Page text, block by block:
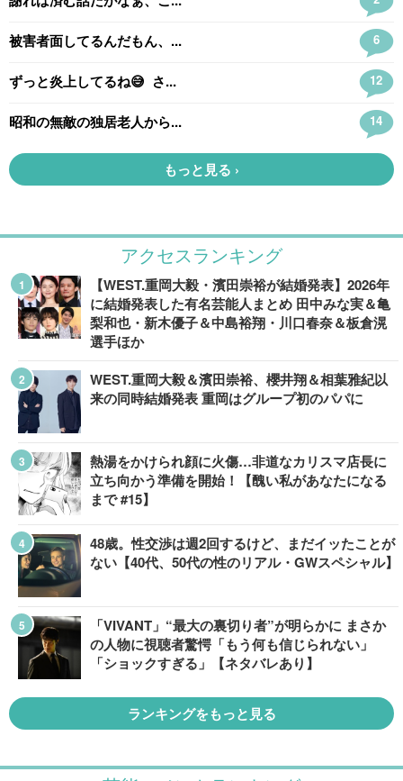
アクセスランキング
【WEST.重岡大毅・濱田崇裕が結婚発表】2026年
に結婚発表した有名芸能人まとめ 田中みな実＆亀
梨和也・新木優子＆中島裕翔・川口春奈＆板倉滉
選手ほか
WEST.重岡大毅＆濱田崇裕、櫻井翔＆相葉雅紀以
来の同時結婚発表 重岡はグループ初のパパに
熱湯をかけられ顔に火傷…非道なカリスマ店長に
立ち向かう準備を開始！【醜い私があなたになる
まで #15】
48歳。性交渉は週2回するけど、まだイッたことが
ない【40代、50代の性のリアル・GWスペシャル】
「VIVANT」“最大の裏切り者”が明らかに まさか
の人物に視聴者驚愕「もう何も信じられない」
「ショックすぎる」【ネタバレあり】
ランキングをもっと見る